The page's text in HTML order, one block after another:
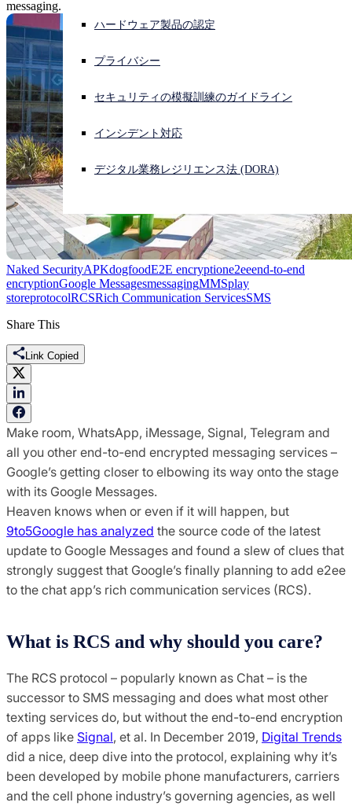
サイバー攻撃を受けている場合、連絡先はこちら
サインイン
Open search
日本語 Open language switcher
ハードウェア製品の認定
プライバシー
セキュリティの模擬訓練のガイドライン
インシデント対応
デジタル業務レジリエンス法 (DORA)
messaging.
Naked SecurityAPKdogfoodE2E encryptione2eeend-to-end
encryptionGoogle MessagesmessagingMMSplay
storeprotocolRCSRich Communication ServicesSMS
Share This
Link Copied
Make room, WhatsApp, iMessage, Signal, Telegram and
all you other end-to-end encrypted messaging services –
Google’s getting closer to elbowing its way onto the stage
with its Google Messages.
Heaven knows when or even if it will happen, but
9to5Google has analyzed the source code of the latest
update to Google Messages and found a slew of clues that
strongly suggest that Google’s finally planning to add e2ee
to the chat app’s rich communication services (RCS).
What is RCS and why should you care?
The RCS protocol – popularly known as Chat – is the
successor to SMS messaging and does what most other
texting services do, but without the end-to-end encryption
of apps like Signal, et al. In December 2019, Digital Trends
did a nice, deep dive into the protocol, explaining why it’s
been developed by mobile phone manufacturers, carriers
and the cell phone industry’s governing agencies, as well